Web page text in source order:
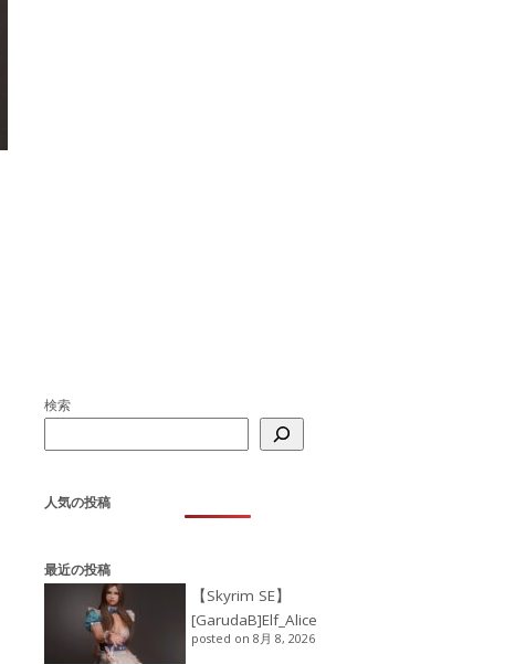
検索
人気の投稿
最近の投稿
【Skyrim SE】
[GarudaB]Elf_Alice
posted on 8月 8, 2026